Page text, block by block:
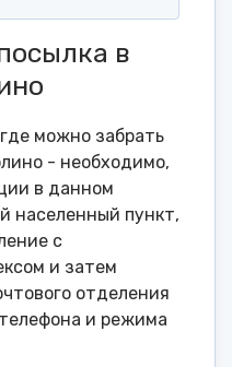
в
можно забрать
- необходимо,
в данном
населенный пункт,
с
и затем
отделения
и режима